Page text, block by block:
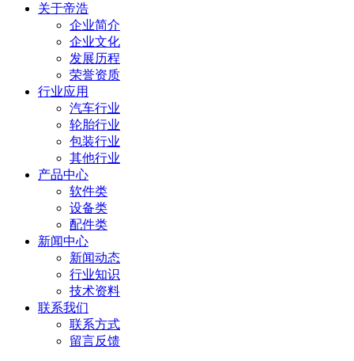
关于帝浩
企业简介
企业文化
发展历程
荣誉资质
行业应用
汽车行业
轮胎行业
包装行业
其他行业
产品中心
软件类
设备类
配件类
新闻中心
新闻动态
行业知识
技术资料
联系我们
联系方式
留言反馈